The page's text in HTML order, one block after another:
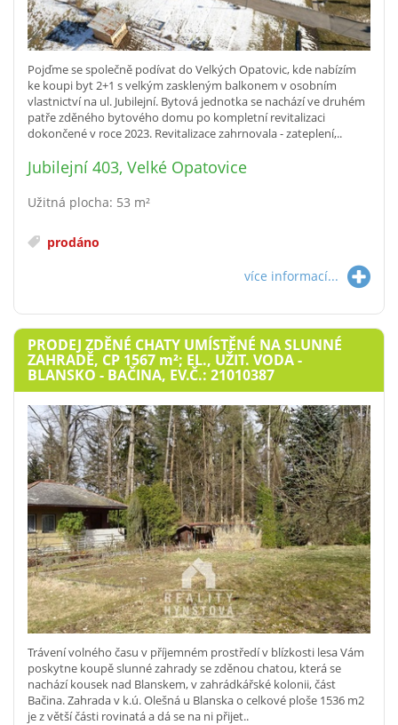
Pojďme se společně podívat do Velkých Opatovic, kde nabízím
ke koupi byt 2+1 s velkým zaskleným balkonem v osobním
vlastnictví na ul. Jubilejní. Bytová jednotka se nachází ve druhém
patře zděného bytového domu po kompletní revitalizaci
dokončené v roce 2023. Revitalizace zahrnovala - zateplení,..
Jubilejní 403, Velké Opatovice
Užitná plocha: 53 m²
prodáno
více informací...
PRODEJ ZDĚNÉ CHATY UMÍSTĚNÉ NA SLUNNÉ
ZAHRADĚ, CP 1567 m²; EL., UŽIT. VODA -
BLANSKO - BAČINA, EV.Č.: 21010387
Trávení volného času v příjemném prostředí v blízkosti lesa Vám
poskytne koupě slunné zahrady se zděnou chatou, která se
nachází kousek nad Blanskem, v zahrádkářské kolonii, část
Bačina. Zahrada v k.ú. Olešná u Blanska o celkové ploše 1536 m2
je z větší části rovinatá a dá se na ni přijet..